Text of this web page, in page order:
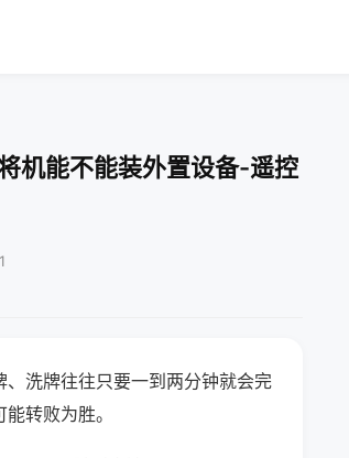
机能不能装外置设备-遥控
洗牌往往只要一到两分钟就会完
转败为胜。